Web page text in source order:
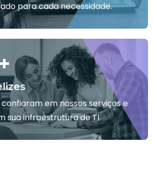
para cada necessidade.
+
em nossos serviços e
sua infraestrutura de TI.